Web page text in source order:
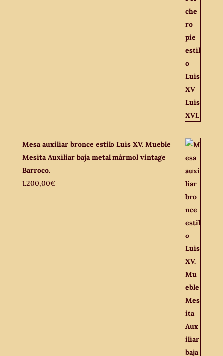
Mesa auxiliar bronce estilo Luis XV. Mueble
Mesita Auxiliar baja metal mármol vintage
Barroco.
1.200,00€